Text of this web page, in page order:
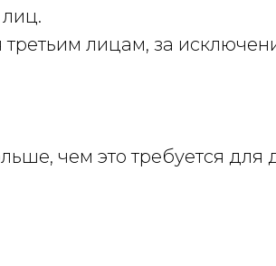
лицам, за
чем это требуется для